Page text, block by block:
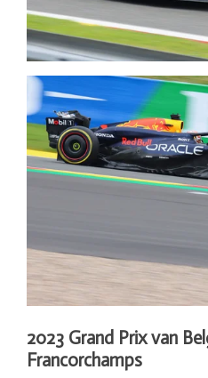
2023 Grand Prix van
Francorchamps